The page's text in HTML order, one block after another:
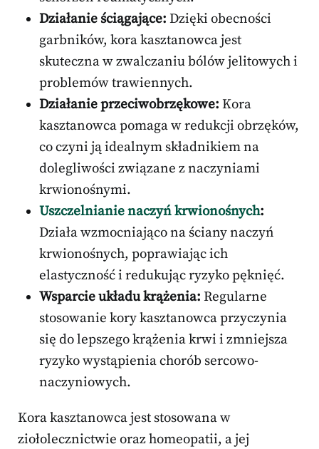
Działanie ściągające: Dzięki obecności
garbników, kora kasztanowca jest
skuteczna w zwalczaniu bólów jelitowych i
problemów trawiennych.
Działanie przeciwobrzękowe: Kora
kasztanowca pomaga w redukcji obrzęków,
co czyni ją idealnym składnikiem na
dolegliwości związane z naczyniami
krwionośnymi.
Uszczelnianie naczyń krwionośnych:
Działa wzmocniająco na ściany naczyń
krwionośnych, poprawiając ich
elastyczność i redukując ryzyko pęknięć.
Wsparcie układu krążenia: Regularne
stosowanie kory kasztanowca przyczynia
się do lepszego krążenia krwi i zmniejsza
ryzyko wystąpienia chorób sercowo-
naczyniowych.
Kora kasztanowca jest stosowana w
ziołolecznictwie oraz homeopatii, a jej